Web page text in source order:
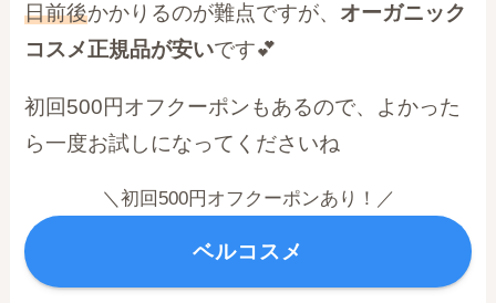
日前後かかりるのが難点ですが、 オーガニック
コスメ正規品が安いです💕
初回500円オフクーポンもあるので、よかった
ら一度お試しになってくださいね
＼初回500円オフクーポンあり！／
ベルコスメ